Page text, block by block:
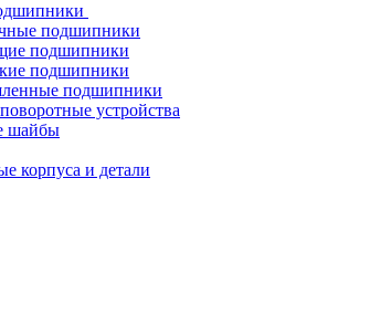
подшипники
подшипники
подшипники
подшипники
устройства
шайбы
корпуса и детали